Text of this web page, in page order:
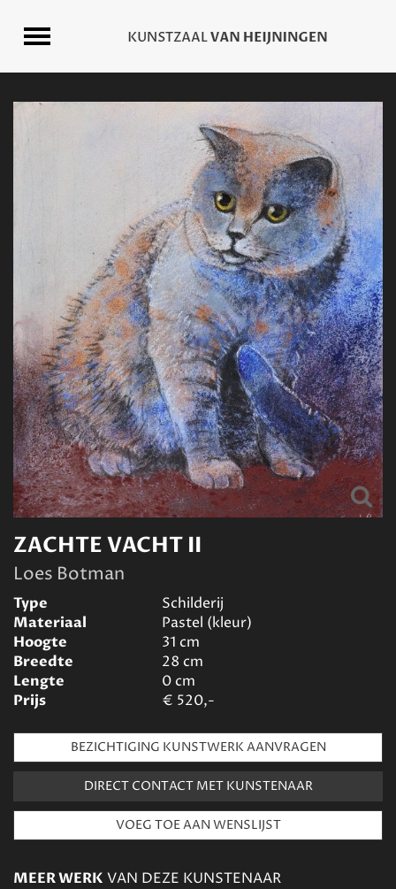
ZACHTE VACHT II
Loes Botman
Type
Schilderij
Materiaal
Pastel (kleur)
Hoogte
31 cm
Breedte
28 cm
Lengte
0cm
Prijs
€ 520,-
BEZICHTIGING KUNSTWERK AANVRAGEN
DIRECT CONTACT MET KUNSTENAAR
MEER WERK VAN DEZE KUNSTENAAR